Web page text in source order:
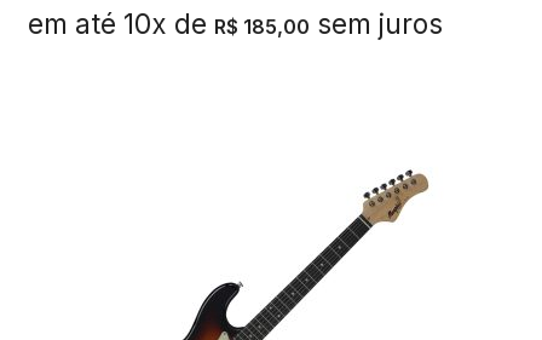
em até 10x de R$ 185,00 sem juros